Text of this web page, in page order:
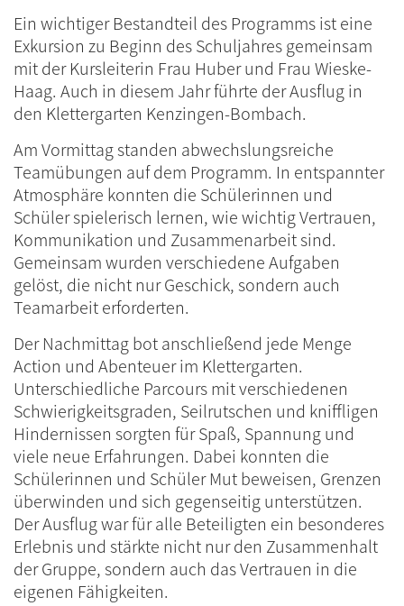
Ein wichtiger Bestandteil des Programms ist eine
Exkursion zu Beginn des Schuljahres gemeinsam
mit der Kursleiterin Frau Huber und Frau Wieske-
Haag. Auch in diesem Jahr führte der Ausflug in
den Klettergarten Kenzingen-Bombach.
Am Vormittag standen abwechslungsreiche
Teamübungen auf dem Programm. In entspannter
Atmosphäre konnten die Schülerinnen und
Schüler spielerisch lernen, wie wichtig Vertrauen,
Kommunikation und Zusammenarbeit sind.
Gemeinsam wurden verschiedene Aufgaben
gelöst, die nicht nur Geschick, sondern auch
Teamarbeit erforderten.
Der Nachmittag bot anschließend jede Menge
Action und Abenteuer im Klettergarten.
Unterschiedliche Parcours mit verschiedenen
Schwierigkeitsgraden, Seilrutschen und kniffligen
Hindernissen sorgten für Spaß, Spannung und
viele neue Erfahrungen. Dabei konnten die
Schülerinnen und Schüler Mut beweisen, Grenzen
überwinden und sich gegenseitig unterstützen.
Der Ausflug war für alle Beteiligten ein besonderes
Erlebnis und stärkte nicht nur den Zusammenhalt
der Gruppe, sondern auch das Vertrauen in die
eigenen Fähigkeiten.